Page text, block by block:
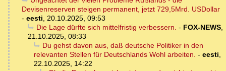
Devisenreserven steigen permanent, jetzt 729,5Mrd. USDollar
- eesti, 20.10.2025, 09:53
Die Lage dürfte sich mittelfristig verbessern. - FOX-NEWS,
21.10.2025, 08:33
Du gehst davon aus, daß deutsche Politiker in den
relevanten Stellen für Deutschlands Wohl arbeiten. - eesti,
22.10.2025, 14:22